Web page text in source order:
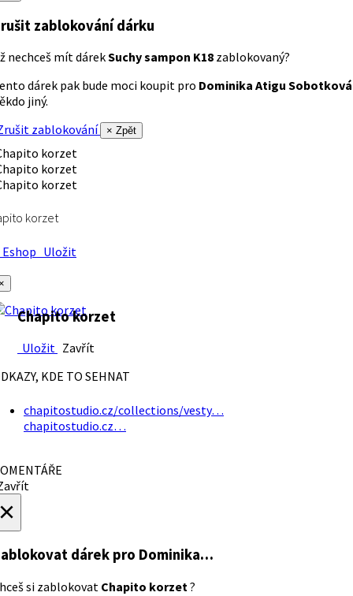
zablokování dárku
nechceš mít dárekSuchy sampon K18 zablokovaný?
dárek pak bude moci koupit pro Dominika Atigu Sobotková
jiný.
zablokování
× Zpět
korzet
Uložit
Chapito korzet
Uložit Zavřít
KDE TO SEHNAT
chapitostudio.cz/collections/vesty…
chapitostudio.cz…
dárek pro Dominika…
si zablokovat Chapito korzet?